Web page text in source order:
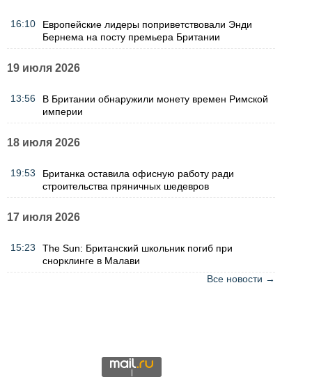
16:10
Европейские лидеры поприветствовали Энди
Бернема на посту премьера Британии
19 июля 2026
13:56
В Британии обнаружили монету времен Римской
империи
18 июля 2026
19:53
Британка оставила офисную работу ради
строительства пряничных шедевров
17 июля 2026
15:23
The Sun: Британский школьник погиб при
снорклинге в Малави
Все новости →